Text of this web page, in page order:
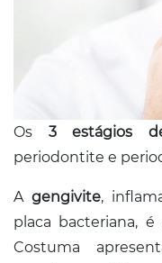
Os 3 estágios
periodontite e
A gengivite,
placa bacteriana,
Costuma